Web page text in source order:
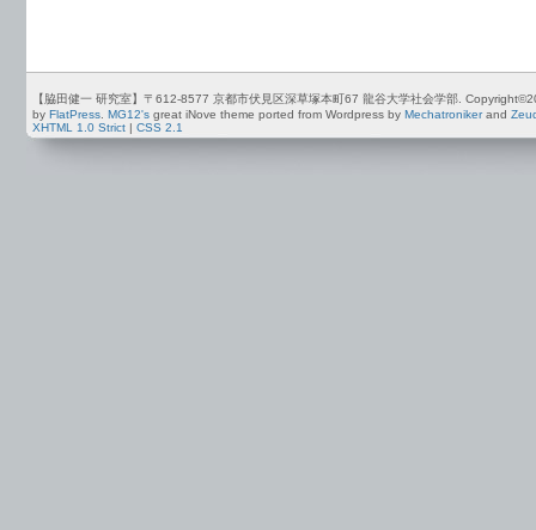
【脇田健一 研究室】〒612-8577 京都市伏見区深草塚本町67 龍谷大学社会学部.
by FlatPress. MG12's great iNove theme ported from Wordpress by Mechatronikerand
XHTML 1.0 Strict
CSS 2.1